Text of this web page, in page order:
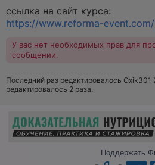
ссылка на сайт курса:
https://www.reforma-event.com/
У вас нет необходимых прав для
сообщении.
Последний раз редактировалось Oxik301
редактировалось 2 раза.
Поддержать